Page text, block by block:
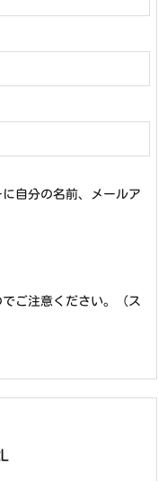
自分の名前、メールア
ご注意ください。（ス